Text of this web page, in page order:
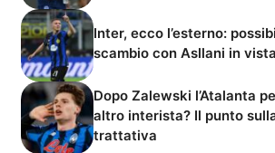
Inter, ecco l’esterno:
scambio con Asllani in vista
Dopo Zalewski l’Atalanta
altro interista? Il punto
trattativa